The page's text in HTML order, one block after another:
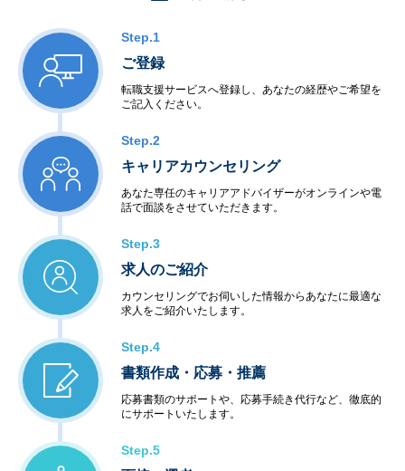
Step.1
ご登録
転職支援サービスへ登録し、あなたの経歴やご希望を
ご記入ください。
Step.2
キャリアカウンセリング
あなた専任のキャリアアドバイザーがオンラインや電
話で面談をさせていただきます。
Step.3
求人のご紹介
カウンセリングでお伺いした情報からあなたに最適な
求人をご紹介いたします。
Step.4
書類作成・応募・推薦
応募書類のサポートや、応募手続き代行など、徹底的
にサポートいたします。
Step.5